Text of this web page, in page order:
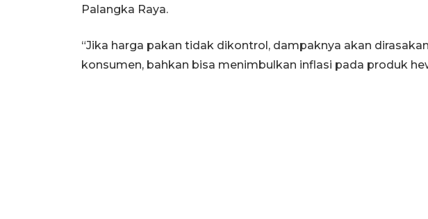
Palangka Raya.
“Jika harga pakan tidak dikontrol, dampaknya akan
konsumen, bahkan bisa menimbulkan inflasi pada produk